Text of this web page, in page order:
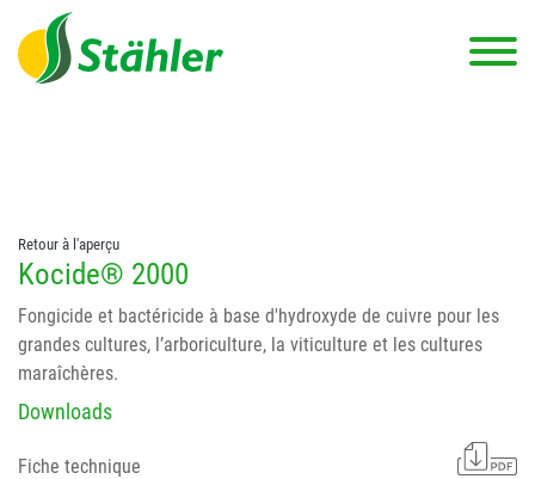
string(78) "Test 12 {FONT:12} // Dosierungen: test 123 dfasdf
asdfW134 245 34" string(62) "Test 12 {FONT:12} Dosierungen: test
123 dfasdf asdfW134 245 34"
Retour à l'aperçu
Kocide® 2000
Fongicide et bactéricide à base d'hydroxyde de cuivre pour les
grandes cultures, l’arboriculture, la viticulture et les cultures
maraîchères.
Downloads
Fiche technique